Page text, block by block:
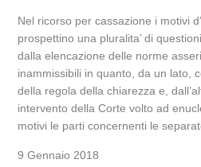
Nel ricorso per cassazione i motivi
prospettino una pluralita’ di
dalla elencazione delle norme
inammissibili in quanto, da un lato,
della regola della chiarezza e,
intervento della Corte volto ad
motivi le parti concernenti le
9 Gennaio 2018